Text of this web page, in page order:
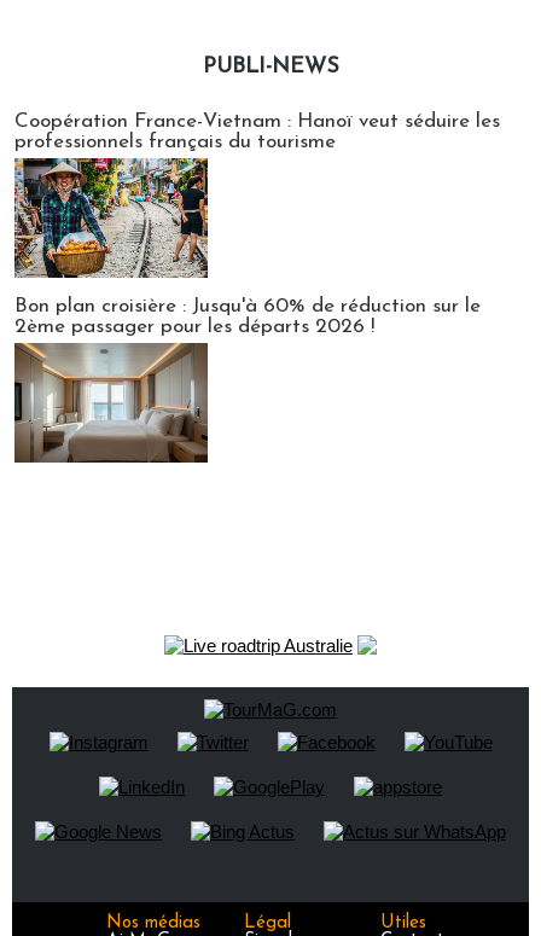
PUBLI-NEWS
Coopération France-Vietnam : Hanoï veut séduire les
professionnels français du tourisme
Bon plan croisière : Jusqu'à 60% de réduction sur le
2ème passager pour les départs 2026 !
Nos médias
Légal
Utiles